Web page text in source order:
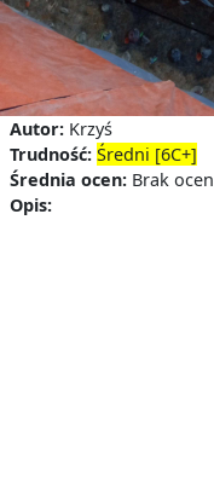
Autor: Krzyś
Trudność: Średni [6C+]
Średnia ocen: Brak ocen
Opis: